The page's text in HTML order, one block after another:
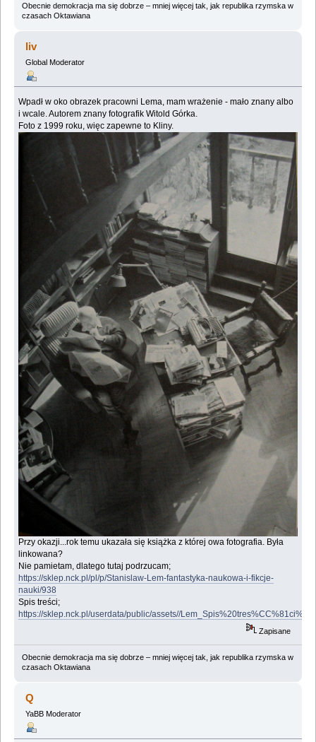
Obecnie demokracja ma się dobrze – mniej więcej tak, jak republika rzymska w
czasach Oktawiana
liv
Global Moderator
Wpadł w oko obrazek pracowni Lema, mam wrażenie - mało znany albo
i wcale. Autorem znany fotografik Witold Górka.
Foto z 1999 roku, więc zapewne to Kliny.
Przy okazji...rok temu ukazała się książka z której owa fotografia. Była
linkowana?
Nie pamietam, dlatego tutaj podrzucam;
https://sklep.nck.pl/pl/p/Stanislaw-Lem-fantastyka-naukowa-i-fikcje-
nauki/938
Spis treści;
https://sklep.nck.pl/userdata/public/assets//
Zapisane
Obecnie demokracja ma się dobrze – mniej więcej tak, jak republika rzymska w
czasach Oktawiana
Q
YaBB Moderator